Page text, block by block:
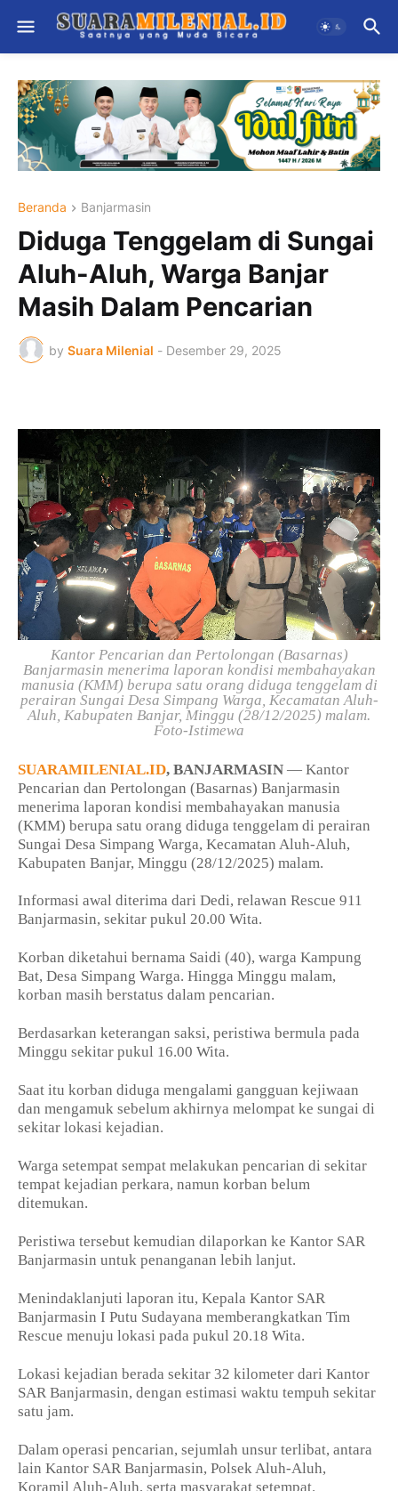
Beranda Banjarmasin
Diduga Tenggelam di Sungai
Aluh-Aluh, Warga Banjar
Masih Dalam Pencarian
by Suara Milenial - Desember 29, 2025
Kantor Pencarian dan Pertolongan (Basarnas)
Banjarmasin menerima laporan kondisi membahayakan
manusia (KMM) berupa satu orang diduga tenggelam di
perairan Sungai Desa Simpang Warga, Kecamatan Aluh-
Aluh, Kabupaten Banjar, Minggu (28/12/2025) malam.
Foto-Istimewa
SUARAMILENIAL.ID, BANJARMASIN — Kantor
Pencarian dan Pertolongan (Basarnas) Banjarmasin
menerima laporan kondisi membahayakan manusia
(KMM) berupa satu orang diduga tenggelam di perairan
Sungai Desa Simpang Warga, Kecamatan Aluh-Aluh,
Kabupaten Banjar, Minggu (28/12/2025) malam.
Informasi awal diterima dari Dedi, relawan Rescue 911
Banjarmasin, sekitar pukul 20.00 Wita.
Korban diketahui bernama Saidi (40), warga Kampung
Bat, Desa Simpang Warga. Hingga Minggu malam,
korban masih berstatus dalam pencarian.
Berdasarkan keterangan saksi, peristiwa bermula pada
Minggu sekitar pukul 16.00 Wita.
Saat itu korban diduga mengalami gangguan kejiwaan
dan mengamuk sebelum akhirnya melompat ke sungai di
sekitar lokasi kejadian.
Warga setempat sempat melakukan pencarian di sekitar
tempat kejadian perkara, namun korban belum
ditemukan.
Peristiwa tersebut kemudian dilaporkan ke Kantor SAR
Banjarmasin untuk penanganan lebih lanjut.
Menindaklanjuti laporan itu, Kepala Kantor SAR
Banjarmasin I Putu Sudayana memberangkatkan Tim
Rescue menuju lokasi pada pukul 20.18 Wita.
Lokasi kejadian berada sekitar 32 kilometer dari Kantor
SAR Banjarmasin, dengan estimasi waktu tempuh sekitar
satu jam.
Dalam operasi pencarian, sejumlah unsur terlibat, antara
lain Kantor SAR Banjarmasin, Polsek Aluh-Aluh,
Koramil Aluh-Aluh, serta masyarakat setempat.